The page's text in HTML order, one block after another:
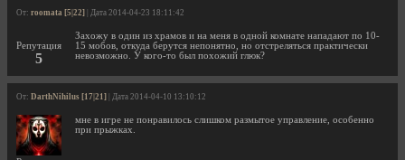
От: roomata [5|22] | Дата 2014-04-23 18:11:42
Репутация
5
Захожу в один из храмов и на меня в одной комнате нападают по 10-
15 мобов, откуда берутся непонятно, но отстреляться практически
невозможно. У кого-то был похожий глюк?
От: DarthNihilus [17|21] | Дата 2014-04-10 13:10:12
мне в игре не понравилось слишком размытое управление, особенно
при прыжках.